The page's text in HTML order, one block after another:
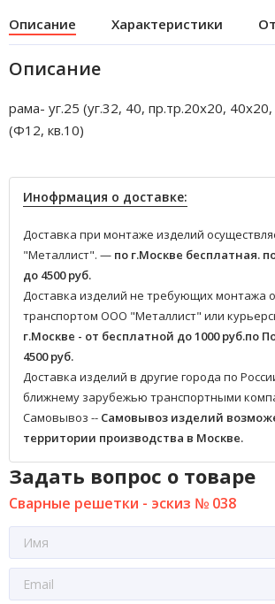
Описание Характеристики
Описание
рама- уг.25 (уг.32, 40, пр.тр.20х20,
(Ф12, кв.10)
Инофрмация о доставке:
Доставка при монтаже изделий
"Металлист". — по г.Москве бесплатная.
до 4500 руб.
Доставка изделий не требующих монтажа
транспортом ООО "Металлист" или
г.Москве - от бесплатной до 1000 руб.по
4500 руб.
Доставка изделий в другие города по
ближнему зарубежью транспортными
Самовывоз -- Самовывоз изделий
территории производства в Москве.
Задать вопрос о товаре
Сварные решетки - эскиз № 038